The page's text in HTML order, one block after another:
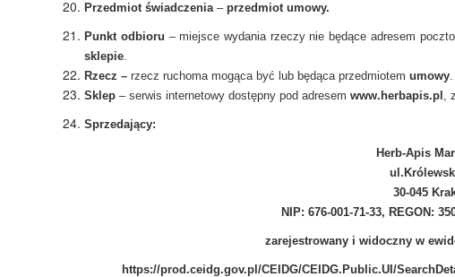
Przedmiot świadczenia–przedmiot umowy.
Punkt odbioru – miejsce wydania rzeczy nie będące adresem
sklepie.
Rzecz – rzecz ruchoma mogąca być lub będąca przedmiotemumowy.
Sklep– serwis internetowy dostępny pod adresemwww.herbapis.pl ,
Sprzedający:
Herb-Apis
30-045
NIP: 676-001-71-33, REGON:
zarejestrowany i widoczny w
https://prod.ceidg.gov.pl/CEIDG/CEIDG.Public.UI/